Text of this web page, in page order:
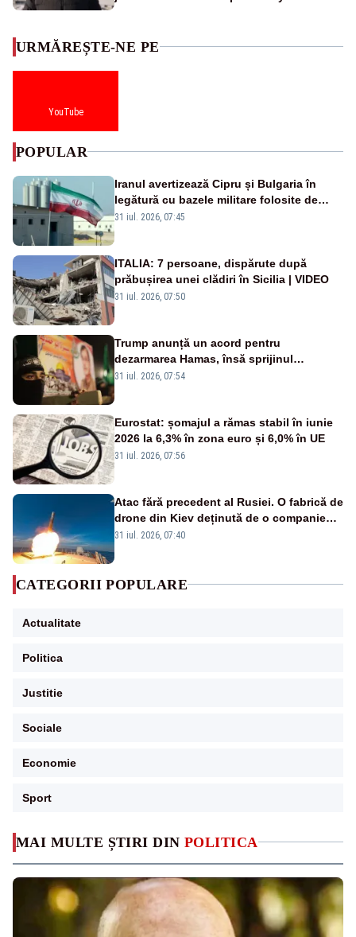
MAI MULTE ȘTIRI DIN POLITICA
URMĂREȘTE-NE PE
YouTube
POPULAR
Iranul avertizează Cipru și Bulgaria în
legătură cu bazele militare folosite de
SUA
31 iul. 2026, 07:45
ITALIA: 7 persoane, dispărute după
prăbușirea unei clădiri în Sicilia | VIDEO
31 iul. 2026, 07:50
Trump anunță un acord pentru
dezarmarea Hamas, însă sprijinul
Israelului rămâne incert
31 iul. 2026, 07:54
Eurostat: șomajul a rămas stabil în iunie
2026 la 6,3% în zona euro și 6,0% în UE
31 iul. 2026, 07:56
Atac fără precedent al Rusiei. O fabrică de
drone din Kiev deținută de o companie
americană, distrusă de o rachetă
31 iul. 2026, 07:40
CATEGORII POPULARE
Actualitate
Politica
Justitie
Sociale
Economie
Sport